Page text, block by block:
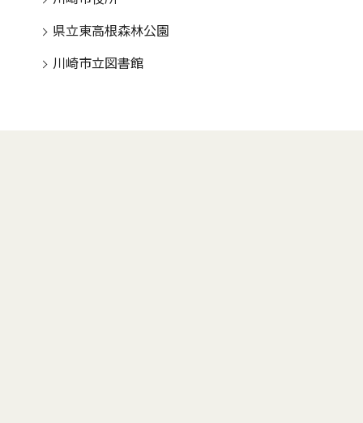
県立東高根森林公園
川崎市立図書館